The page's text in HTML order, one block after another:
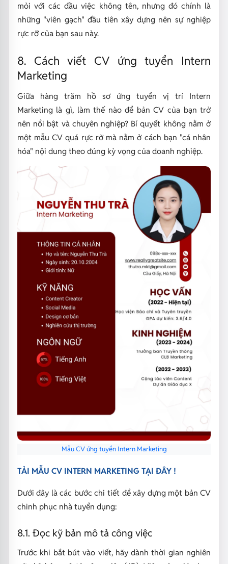
mỏi với các đầu việc không tên, nhưng đó chính là
những "viên gạch" đầu tiên xây dựng nên sự nghiệp
rực rỡ của bạn sau này.
8. Cách viết CV ứng tuyển Intern
Marketing
Giữa hàng trăm hồ sơ ứng tuyển vị trí Intern
Marketing là gì, làm thế nào để bản CV của bạn trở
nên nổi bật và chuyên nghiệp? Bí quyết không nằm ở
một mẫu CV quá rực rỡ mà nằm ở cách bạn "cá nhân
hóa" nội dung theo đúng kỳ vọng của doanh nghiệp.
Mẫu CV ứng tuyển Intern Marketing
TẢI MẪU CV INTERN MARKETING TẠI ĐÂY !
Dưới đây là các bước chi tiết để xây dựng một bản CV
chinh phục nhà tuyển dụng:
8.1. Đọc kỹ bản mô tả công việc
Trước khi bắt bút vào viết, hãy dành thời gian nghiên